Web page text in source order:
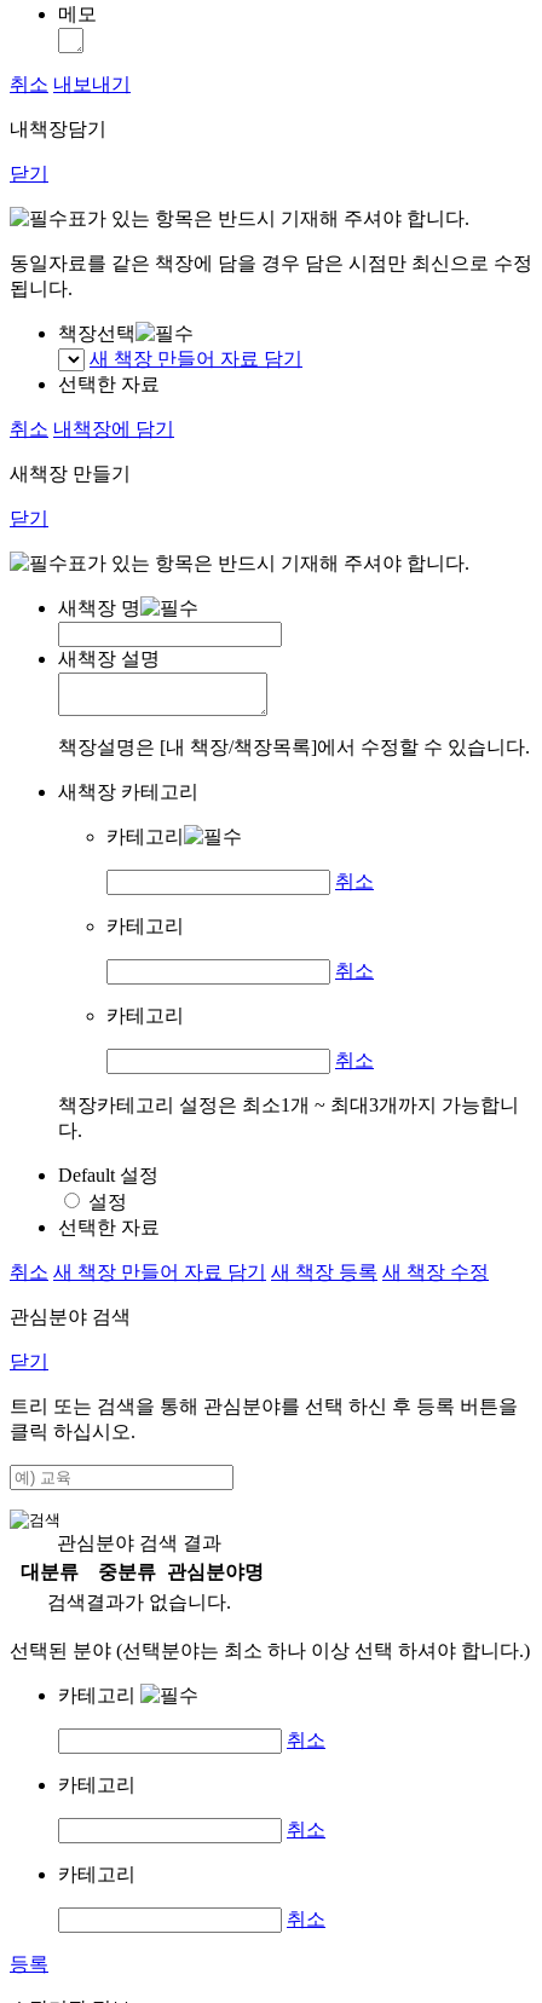
메모
취소 내보내기
내책장담기
닫기
표가 있는 항목은 반드시 기재해 주셔야 합니다.
동일자료를 같은 책장에 담을 경우 담은 시점만 최신으로 수정
됩니다.
책장선택
새 책장 만들어 자료 담기
선택한 자료
취소 내책장에 담기
새책장 만들기
닫기
표가 있는 항목은 반드시 기재해 주셔야 합니다.
새책장 명
새책장 설명
책장설명은 [내 책장/책장목록]에서 수정할 수 있습니다.
새책장 카테고리
카테고리
취소
카테고리
취소
카테고리
취소
책장카테고리 설정은 최소1개 ~ 최대3개까지 가능합니
다.
Default 설정
설정
선택한 자료
취소 새 책장 만들어 자료 담기 새 책장 등록 새 책장 수정
관심분야 검색
닫기
트리 또는 검색을 통해 관심분야를 선택 하신 후 등록 버튼을
클릭 하십시오.
관심분야 검색 결과
대분류
중분류
관심분야명
검색결과가 없습니다.
선택된 분야 (선택분야는 최소 하나 이상 선택 하셔야 합니다.)
카테고리
취소
카테고리
취소
카테고리
취소
등록